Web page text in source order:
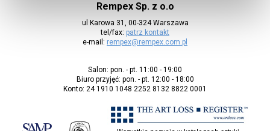
Rempex Sp. z o.o
ul Karowa 31, 00-324 Warszawa
tel/fax: patrz kontakt
e-mail: rempex@rempex.com.pl
Salon: pon. - pt. 11:00 - 19:00
Biuro przyjęć: pon. - pt. 12:00 - 18:00
Konto: 24 1910 1048 2252 8132 8822 0001